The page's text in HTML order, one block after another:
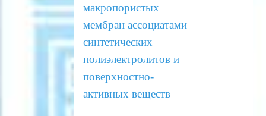
макропористых
мембран ассоциатами
синтетических
полиэлектролитов и
поверхностно-
активных веществ